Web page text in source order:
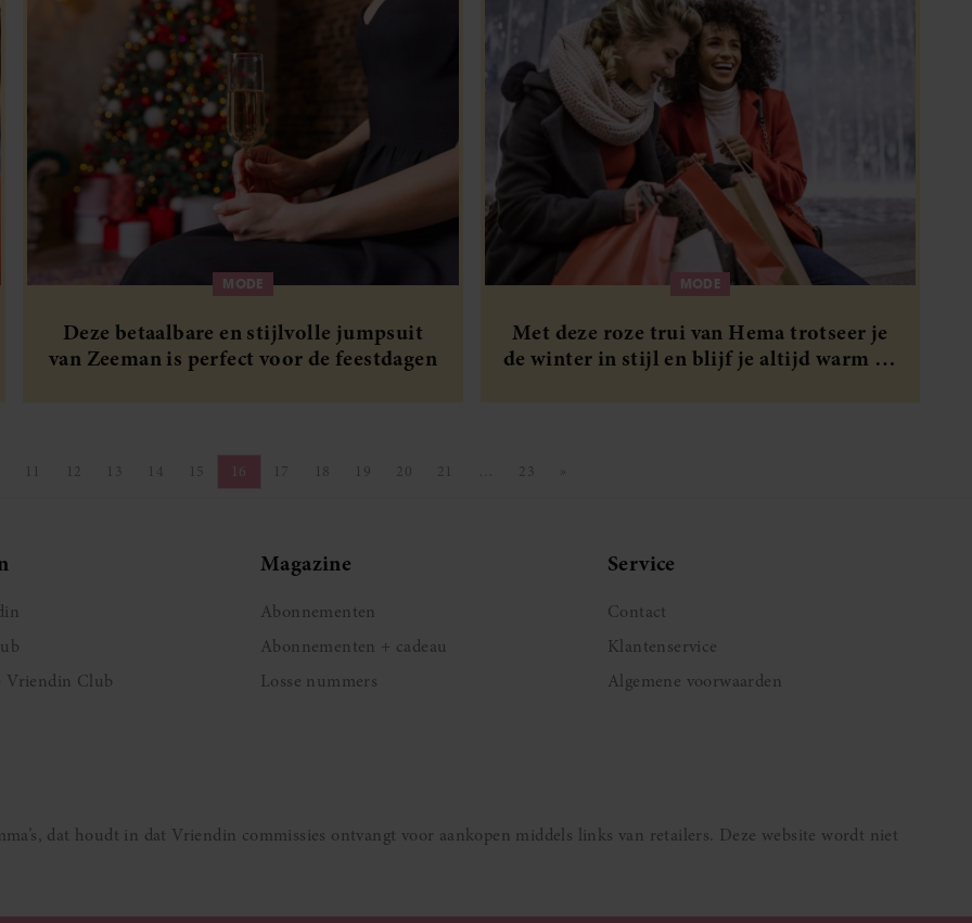
MODE
Deze betaalbare en stijlvolle jumpsuit
van Zeeman is perfect voor de feestdagen
MODE
Met deze roze trui van Hema trotseer je
de winter in stijl en blijf je altijd warm en
Pagina
11 Pagina
12 Pagina
13 Pagina
14 Pagina
15 Pagina
16 Pagina
17 Pagina
18 Pagina
19 Pagina
20 Pagina
21 Pagina
23 Volgende pagina
»
Vriendin Club
Magazine
Abonnementen
Abonnementen + cadeau
Losse nummers
Service
Contact
Klantenservice
Algemene voorwaarden
dat houdt in dat Vriendin commissies ontvangt voor aankopen middels links van retailers. Deze website wordt niet